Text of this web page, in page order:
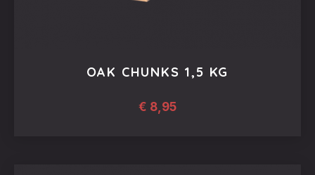
OAK CHUNKS 1,5 KG
€ 8,95